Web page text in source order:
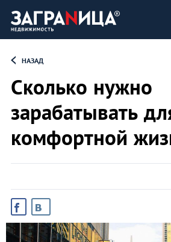
НАЗАД
Сколько нужно
зарабатывать
комфортной